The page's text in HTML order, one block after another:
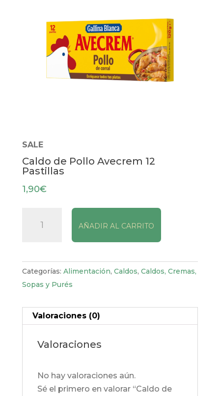
SALE
Caldo de Pollo Avecrem 12
Pastillas
1,90€
12
Pastillas
AÑADIR AL CARRITO
Categorías: Alimentación, Caldos, Caldos, Cremas,
Sopas y Purés
Valoraciones (0)
Valoraciones
No hay valoraciones aún.
Sé el primero en valorar “Caldo de